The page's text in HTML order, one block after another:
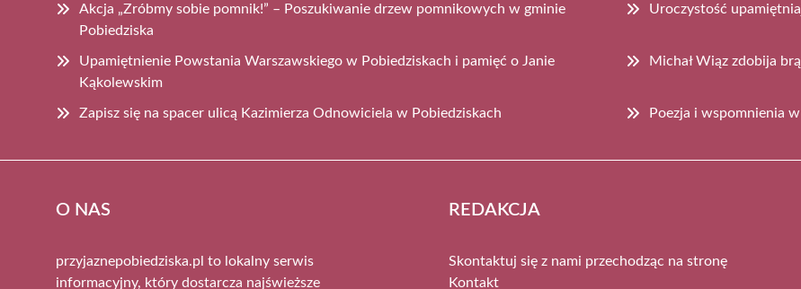
Akcja „Zróbmy sobie pomnik!” – Poszukiwanie drzew pomnikowych w gminie
Pobiedziska
Uroczystość
Upamiętnienie Powstania Warszawskiego w Pobiedziskach i pamięć o Janie
Kąkolewskim
Michał Wiąz zdobija
Zapisz się na spacer ulicą Kazimierza Odnowiciela w Pobiedziskach Poezja i wspomnienia
O NAS
przyjaznepobiedziska.pl to lokalny serwis
informacyjny, który dostarcza najświeższe
REDAKCJA
Skontaktuj się z nami przechodząc na stronę
Kontakt